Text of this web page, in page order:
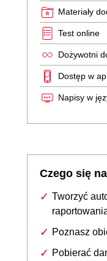
Materiały
Test online
Dożywotni
Dostęp w
Napisy w
Czego się
Tworzyć
Poznasz
Pobierać